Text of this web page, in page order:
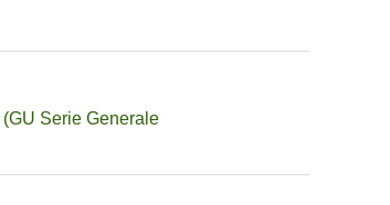
(GU Serie Generale